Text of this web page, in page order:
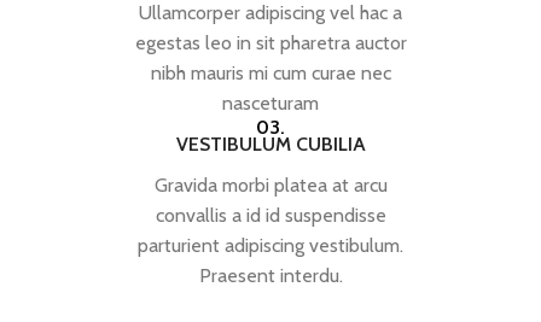
Ullamcorper adipiscing vel hac a
egestas leo in sit pharetra auctor
nibh mauris mi cum curae nec
nasceturam
03.
VESTIBULUM CUBILIA
Gravida morbi platea at arcu
convallis a id id suspendisse
parturient adipiscing vestibulum.
Praesent interdu.